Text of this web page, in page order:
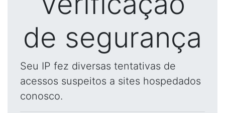
de segurança
Seu IP fez diversas tentativas de
acessos suspeitos a sites hospedados
conosco.